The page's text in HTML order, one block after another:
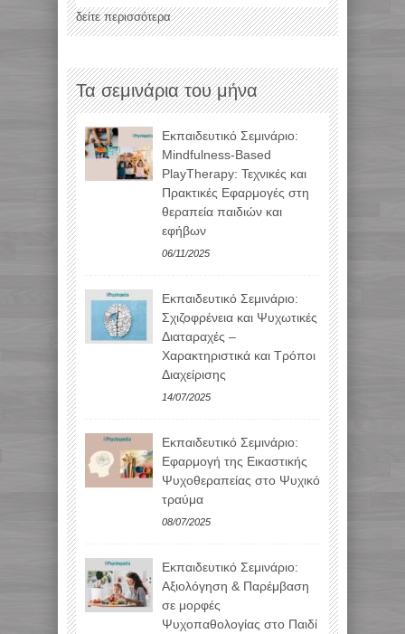
δείτε περισσότερα
Τα σεμινάρια του μήνα
Εκπαιδευτικό Σεμινάριο:
Mindfulness-Based
PlayTherapy: Τεχνικές και
Πρακτικές Εφαρμογές στη
θεραπεία παιδιών και
εφήβων
06/11/2025
Εκπαιδευτικό Σεμινάριο:
Σχιζοφρένεια και Ψυχωτικές
Διαταραχές –
Χαρακτηριστικά και Τρόποι
Διαχείρισης
14/07/2025
Εκπαιδευτικό Σεμινάριο:
Εφαρμογή της Εικαστικής
Ψυχοθεραπείας στο Ψυχικό
τραύμα
08/07/2025
Εκπαιδευτικό Σεμινάριο:
Αξιολόγηση & Παρέμβαση
σε μορφές
Ψυχοπαθολογίας στο Παιδί